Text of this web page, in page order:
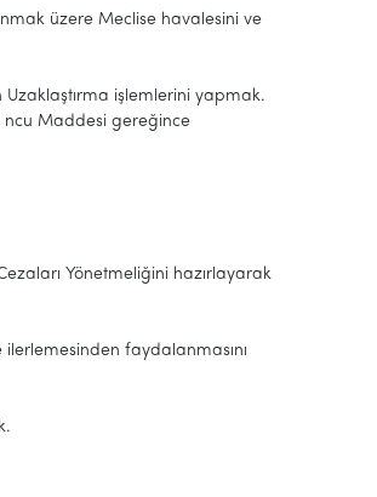
üzere Meclise havalesini ve
Uzaklaştırma işlemlerini yapmak.
ncu Maddesi gereğince
Yönetmeliğini hazırlayarak
ilerlemesinden faydalanmasını